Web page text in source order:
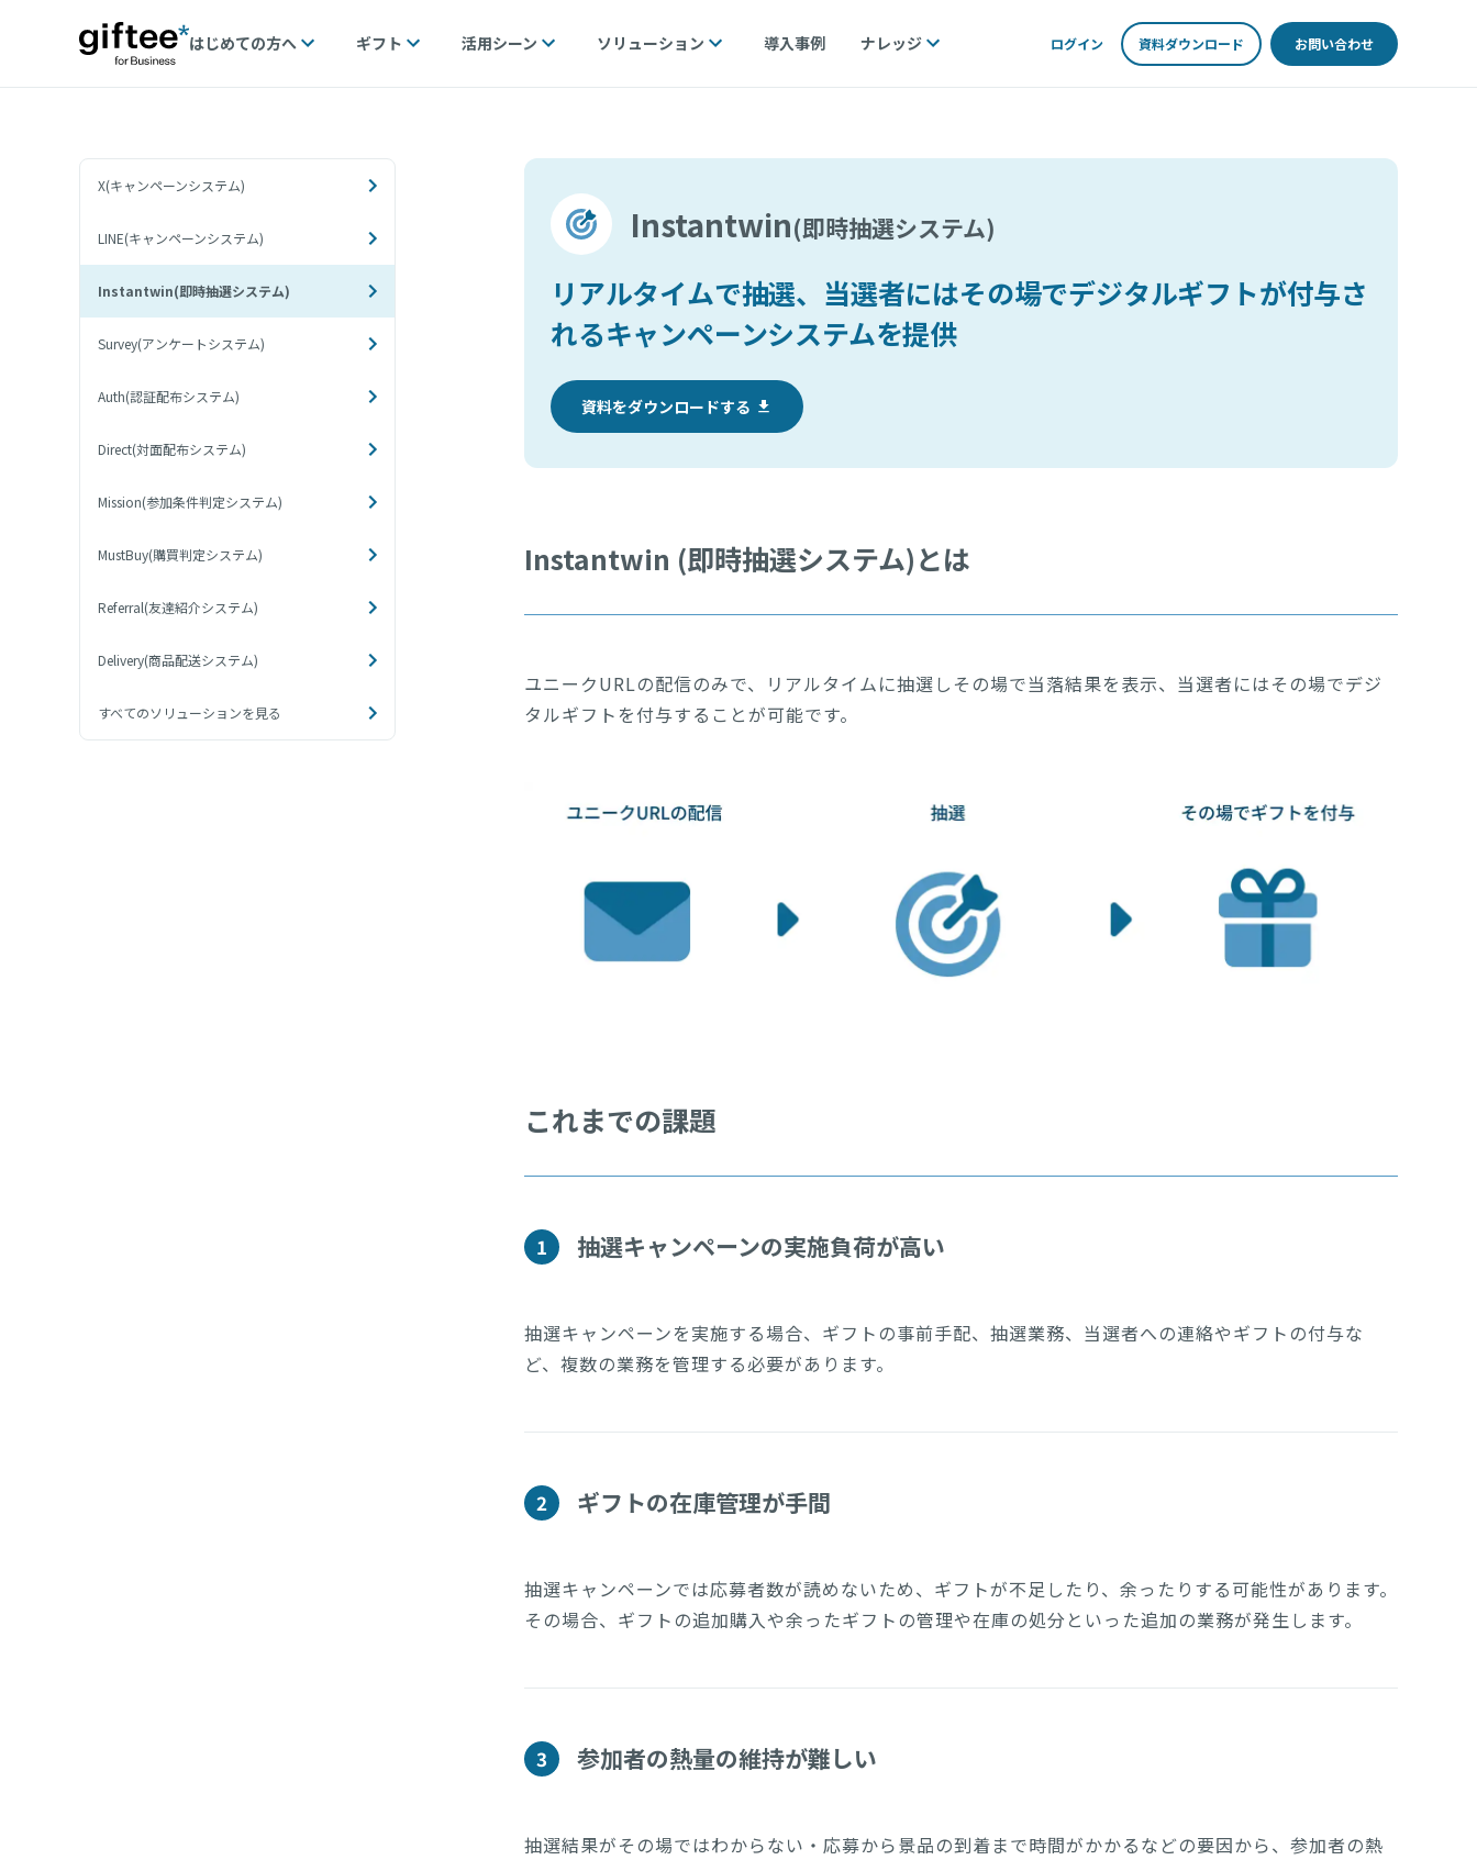
はじめての方へ ギフト 活用シーン ソリューション 導入事例 ナレッジ ログイン 資料ダウンロード お問い合わせ
X(キャンペーンシステム)
LINE(キャンペーンシステム)
Instantwin(即時抽選システム)
Survey(アンケートシステム)
Auth(認証配布システム)
Direct(対面配布システム)
Mission(参加条件判定システム)
MustBuy(購買判定システム)
Referral(友達紹介システム)
Delivery(商品配送システム)
すべてのソリューションを見る
Instantwin(即時抽選システム)
リアルタイムで抽選、当選者にはその場でデジタルギフトが付与さ
れるキャンペーンシステムを提供
資料をダウンロードする
Instantwin (即時抽選システム)とは
ユニークURLの配信のみで、リアルタイムに抽選しその場で当落結果を表示、当選者にはその場でデジ
タルギフトを付与することが可能です。
これまでの課題
1 抽選キャンペーンの実施負荷が高い
抽選キャンペーンを実施する場合、ギフトの事前手配、抽選業務、当選者への連絡やギフトの付与な
ど、複数の業務を管理する必要があります。
2 ギフトの在庫管理が手間
抽選キャンペーンでは応募者数が読めないため、ギフトが不足したり、余ったりする可能性があります。
その場合、ギフトの追加購入や余ったギフトの管理や在庫の処分といった追加の業務が発生します。
3 参加者の熱量の維持が難しい
抽選結果がその場ではわからない・応募から景品の到着まで時間がかかるなどの要因から、参加者の熱